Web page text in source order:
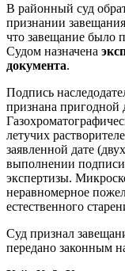
В районный суд
признании
что завещание было
Судом назначена
документа.
Подпись
признана пригодной
летучих
заявленной дате
выполнении подписи
экспертизы.
неравномерное
естественного
Суд признал
передано законным